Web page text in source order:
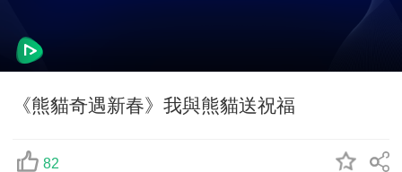
《熊貓奇遇新春》我與熊貓送祝福
82